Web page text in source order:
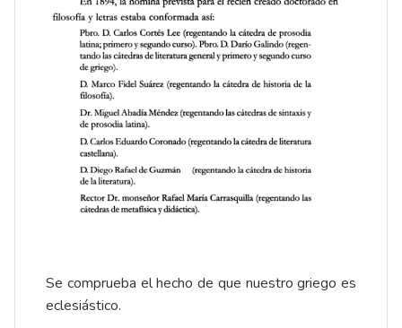
Se comprueba el hecho de que nuestro griego es
eclesiástico.